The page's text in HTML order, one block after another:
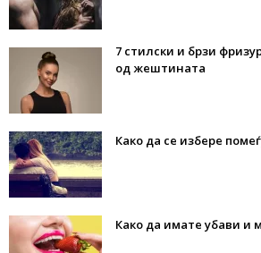
7 стилски и брзи
од жештината
Како да се избере
Како да имате убави и